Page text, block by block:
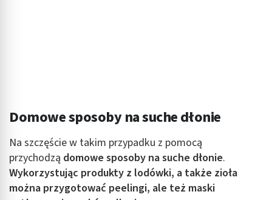
Domowe sposoby na suche dłonie
Na szczęście w takim przypadku z pomocą
przychodzą domowe sposoby na suche dłonie.
Wykorzystując produkty z lodówki, a także zioła
można przygotować peelingi, ale też maski